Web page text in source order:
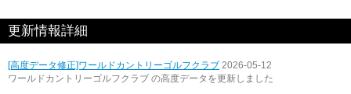
更新情報詳細
[高度データ修正]ワールドカントリーゴルフクラブ 2026-05-12
ワールドカントリーゴルフクラブ の高度データを更新しました